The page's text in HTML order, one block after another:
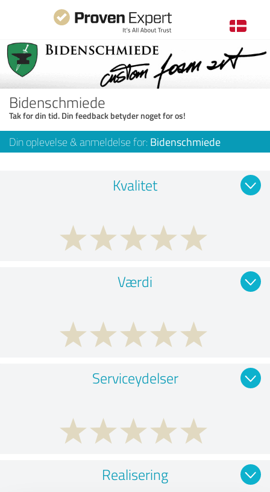
Bidenschmiede
Tak for din tid. Din feedback betyder noget for os!
Din oplevelse & anmeldelse for: Bidenschmiede
Kvalitet
Værdi
Serviceydelser
Realisering